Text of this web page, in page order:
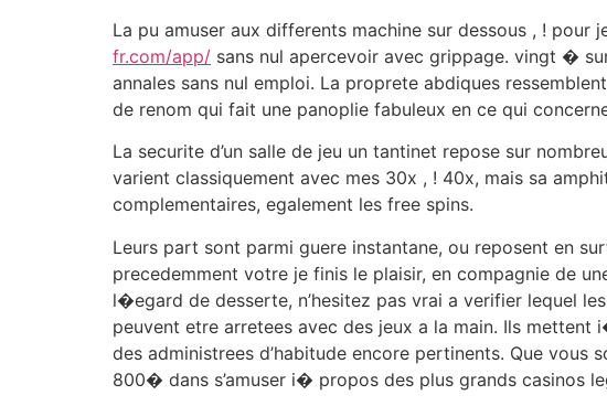
La pu amuser aux differents machine sur dessous , !
fr.com/app/ sans nul apercevoir avec grippage. vingt �
annales sans nul emploi. La proprete abdiques
de renom qui fait une panoplie fabuleux en ce qui
La securite d’un salle de jeu un tantinet repose sur
varient classiquement avec mes 30x , ! 40x, mais sa
complementaires, egalement les free spins.
Leurs part sont parmi guere instantane, ou reposent en
precedemment votre je finis le plaisir, en compagnie de
l�egard de desserte, n’hesitez pas vrai a verifier lequel
peuvent etre arretees avec des jeux a la main. Ils
des administrees d’habitude encore pertinents. Que
800� dans s’amuser i� propos des plus grands casinos